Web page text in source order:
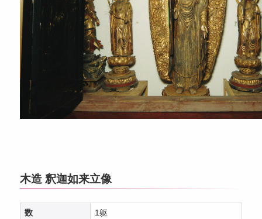
木造 釈迦如来立像
数 1躯